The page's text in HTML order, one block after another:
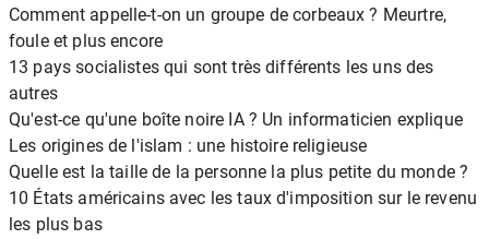
Comment appelle-t-on un groupe de corbeaux ? Meurtre,
foule et plus encore
13 pays socialistes qui sont très différents les uns des
autres
Qu'est-ce qu'une boîte noire IA ? Un informaticien explique
Les origines de l'islam : une histoire religieuse
Quelle est la taille de la personne la plus petite du monde ?
10 États américains avec les taux d'imposition sur le revenu
les plus bas